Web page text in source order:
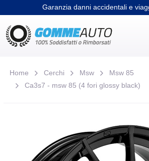
Garanzia danni accidentali e
Home Cerchi Msw
Msw 85
Ca3s7 - msw 85 (4 fori glossy black)